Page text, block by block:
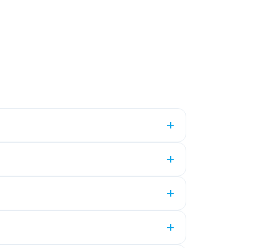
+
+
+
+